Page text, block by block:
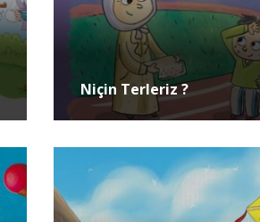
Niçin Terleriz ?